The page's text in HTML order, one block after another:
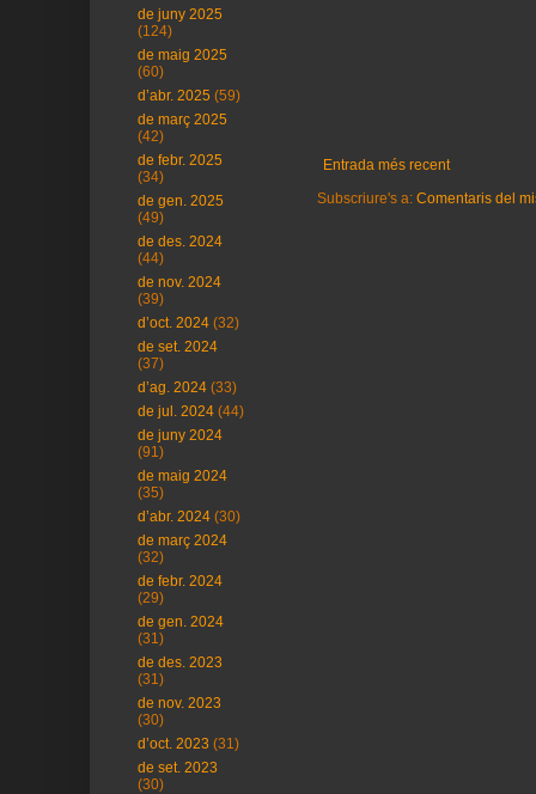
Entrada més recent
Subscriure's a: Comentaris del
de juny 2025
(124)
de maig 2025
(60)
d’abr. 2025 (59)
de març 2025
(42)
de febr. 2025
(34)
de gen. 2025
(49)
de des. 2024
(44)
de nov. 2024
(39)
d’oct. 2024 (32)
de set. 2024
(37)
d’ag. 2024 (33)
de jul. 2024 (44)
de juny 2024
(91)
de maig 2024
(35)
d’abr. 2024 (30)
de març 2024
(32)
de febr. 2024
(29)
de gen. 2024
(31)
de des. 2023
(31)
de nov. 2023
(30)
d’oct. 2023 (31)
de set. 2023
(30)